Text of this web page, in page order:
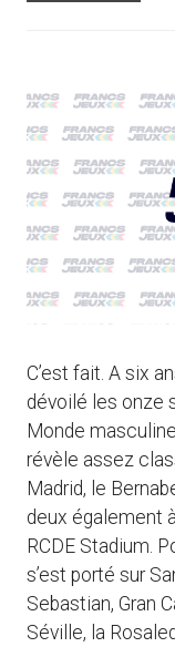
C’est fait. A six
dévoilé les onze
Monde
révèle assez
Madrid, le
deux également
RCDE Stadium.
s’est porté sur
Sebastian, Gran
Séville, la